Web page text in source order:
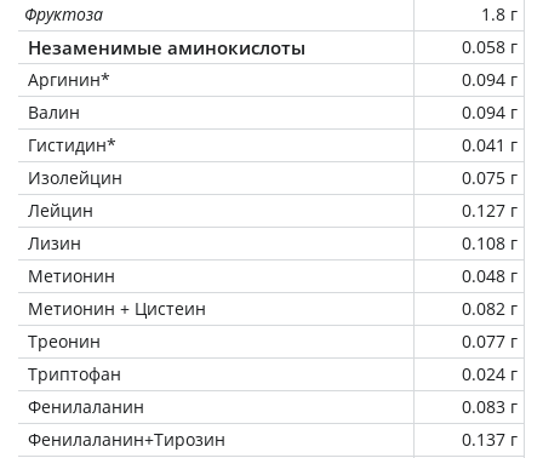
Фруктоза
1.8 г
Незаменимые аминокислоты
0.058 г
Аргинин*
0.094 г
Валин
0.094 г
Гистидин*
0.041 г
Изолейцин
0.075 г
Лейцин
0.127 г
Лизин
0.108 г
Метионин
0.048 г
Метионин + Цистеин
0.082 г
Треонин
0.077 г
Триптофан
0.024 г
Фенилаланин
0.083 г
Фенилаланин+Тирозин
0.137 г